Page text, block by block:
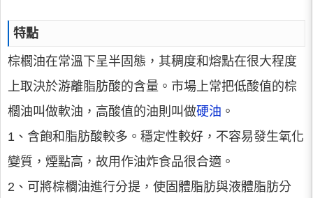
特點
棕櫚油在常溫下呈半固態，其稠度和熔點在很大程度
上取決於游離脂肪酸的含量。市場上常把低酸值的棕
櫚油叫做軟油，高酸值的油則叫做硬油 。
1、含飽和脂肪酸較多。穩定性較好，不容易發生氧化
變質，煙點高，故用作油炸食品很合適。
2、可將棕櫚油進行分提，使固體脂肪與液體脂肪分